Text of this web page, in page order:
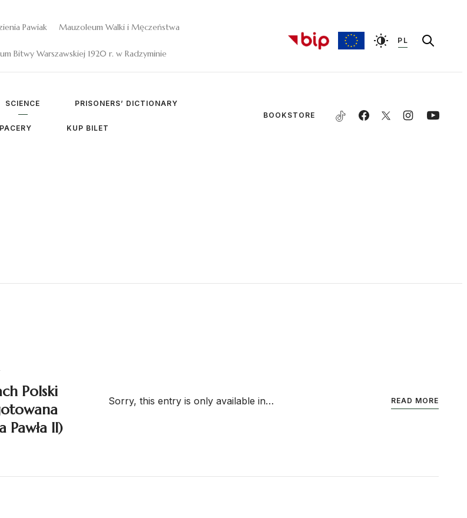
Pawiak Mauzoleum Walki i Męczeństwa
Bitwy Warszawskiej 1920 r. w Radzyminie
PL
SCIENCE PRISONERS’ DICTIONARY
KUP BILET
BOOKSTORE
Polski
Pawła II)
Sorry, this entry is only available in… READ MORE